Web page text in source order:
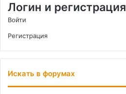
Логин и регистрация
Войти
Регистрация
Искать в форумах